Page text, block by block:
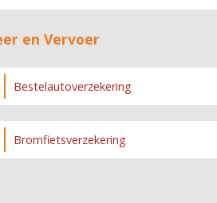
en Vervoer
Bestelautoverzekering
Bromfietsverzekering